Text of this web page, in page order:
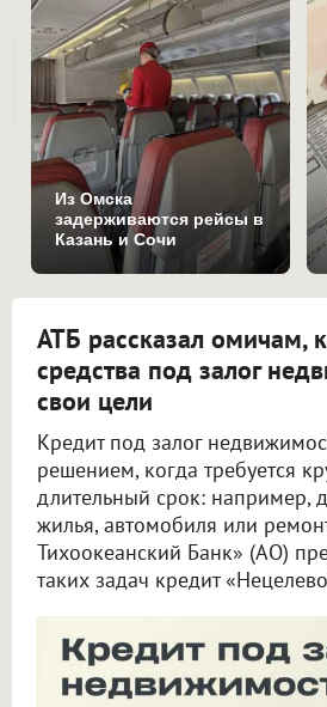
Из Омска
задерживаются рейсы в
Казань и Сочи
АТБ рассказал омичам,
средства под залог
свои цели
Кредит под залог
решением, когда требуется
длительный срок: например,
жилья, автомобиля или
Тихоокеанский Банк» (АО)
таких задач кредит